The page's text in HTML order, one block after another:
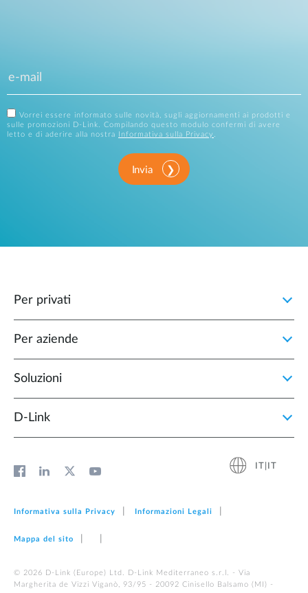
Vorrei essere informato sulle novità, sugli aggiornamenti ai prodotti e
sulle promozioni D-Link. Compilando questo modulo confermi di avere
letto e di aderire alla nostra
Informativa sulla Privacy .
Invia
Per privati
Per aziende
Soluzioni
D‑Link
Informativa sulla Privacy Informazioni Legali
Mappa del sito
© 2026 D‑Link (Europe) Ltd. D-Link Mediterraneo s.r.l. - Via
Margherita de Vizzi Viganò, 93/95 - 20092 Cinisello Balsamo (MI) -